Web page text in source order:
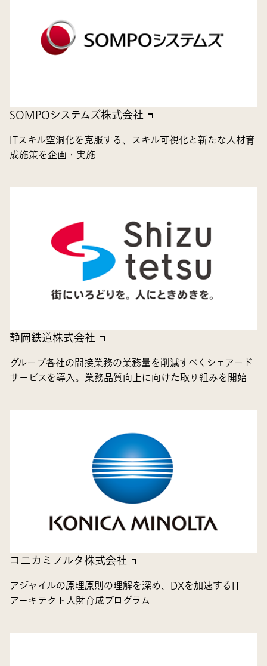
SOMPOシステムズ株式会社
ITスキル空洞化を克服する、スキル可視化と新たな人材育
成施策を企画・実施
静岡鉄道株式会社
グループ各社の間接業務の業務量を削減すべくシェアード
サービスを導入。業務品質向上に向けた取り組みを開始
コニカミノルタ株式会社
アジャイルの原理原則の理解を深め、DXを加速するIT
アーキテクト人財育成プログラム